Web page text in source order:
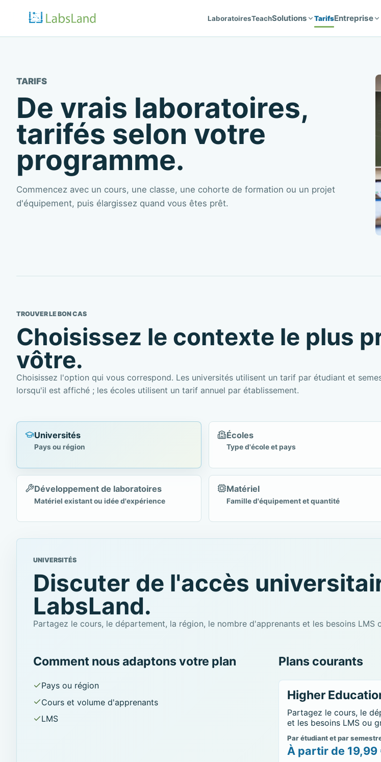
LaboratoiresTeachSolutions TarifsEntreprise
TARIFS
De vrais laboratoires,
tarifés selon votre
programme.
Commencez avec un cours, une classe, une cohorte de formation ou un projet
d'équipement, puis élargissez quand vous êtes prêt.
TROUVER LE BON CAS
Choisissez le contexte le plus
vôtre.
Choisissez l'option qui vous correspond. Les universités utilisent un tarif par étudiant et
lorsqu'il est affiché ; les écoles utilisent un tarif annuel par établissement.
Universités
Pays ou région
Écoles
Type d'école et pays
Développement de laboratoires
Matériel existant ou idée d'expérience
Matériel
Famille d'équipement et quantité
UNIVERSITÉS
Discuter de l'accès
LabsLand.
Partagez le cours, le département, la région, le nombre d'apprenants et les besoins LMS
Comment nous adaptons votre plan
Pays ou région
Cours et volume d'apprenants
LMS
Plans courants
Higher
Partagez le cours, le
et les besoins LMS ou
Par étudiant et par
À partir de